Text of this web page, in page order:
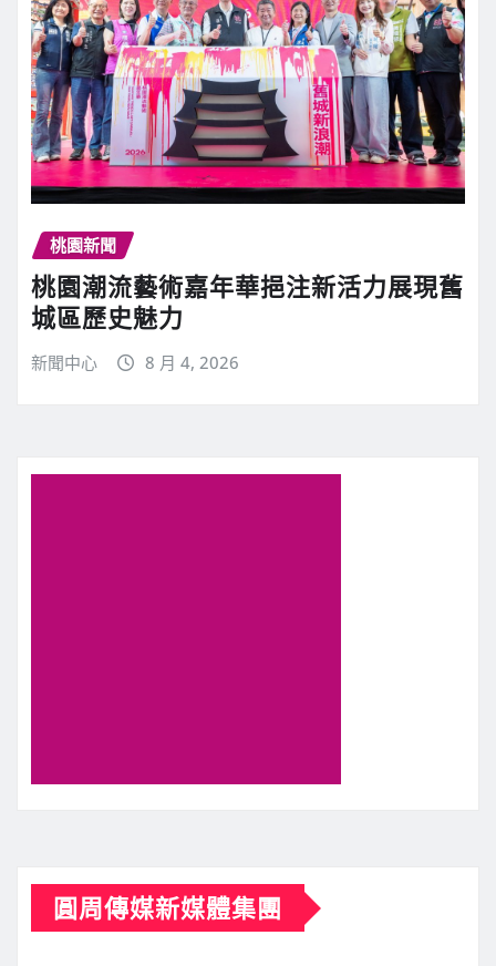
桃園新聞
桃園潮流藝術嘉年華挹注新活力展現舊
城區歷史魅力
新聞中心 8 月 4, 2026
圓周傳媒新媒體集團